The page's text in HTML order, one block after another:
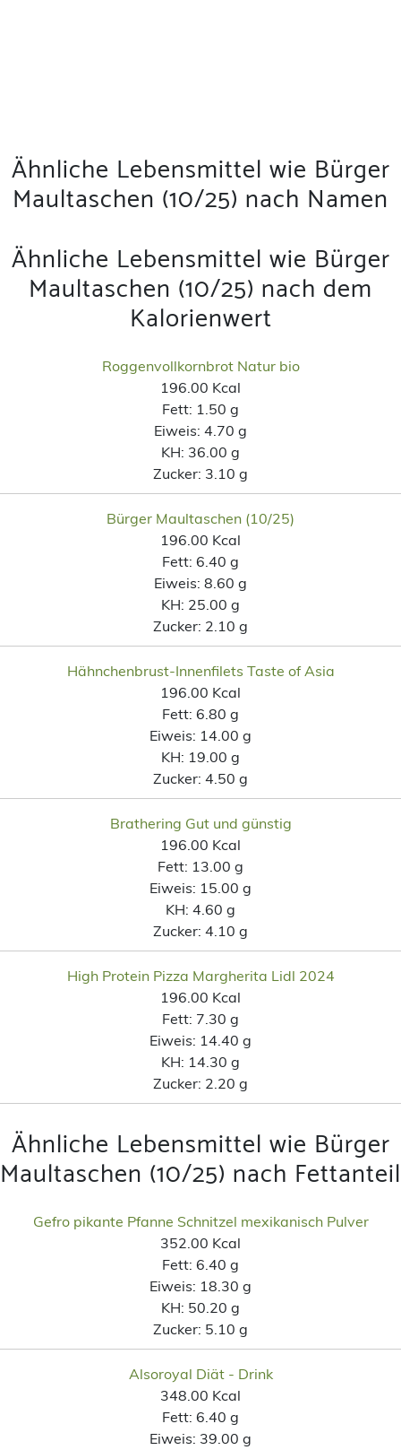
Ähnliche Lebensmittel wie Bürger
Maultaschen (10/25) nach Namen
Ähnliche Lebensmittel wie Bürger
Maultaschen (10/25) nach dem
Kalorienwert
Roggenvollkornbrot Natur bio
196.00 Kcal
Fett: 1.50 g
Eiweis: 4.70 g
KH: 36.00 g
Zucker: 3.10 g
Bürger Maultaschen (10/25)
196.00 Kcal
Fett: 6.40 g
Eiweis: 8.60 g
KH: 25.00 g
Zucker: 2.10 g
Hähnchenbrust-Innenfilets Taste of Asia
196.00 Kcal
Fett: 6.80 g
Eiweis: 14.00 g
KH: 19.00 g
Zucker: 4.50 g
Brathering Gut und günstig
196.00 Kcal
Fett: 13.00 g
Eiweis: 15.00 g
KH: 4.60 g
Zucker: 4.10 g
High Protein Pizza Margherita Lidl 2024
196.00 Kcal
Fett: 7.30 g
Eiweis: 14.40 g
KH: 14.30 g
Zucker: 2.20 g
Ähnliche Lebensmittel wie Bürger
Maultaschen (10/25) nach Fettanteil
Gefro pikante Pfanne Schnitzel mexikanisch Pulver
352.00 Kcal
Fett: 6.40 g
Eiweis: 18.30 g
KH: 50.20 g
Zucker: 5.10 g
Alsoroyal Diät - Drink
348.00 Kcal
Fett: 6.40 g
Eiweis: 39.00 g